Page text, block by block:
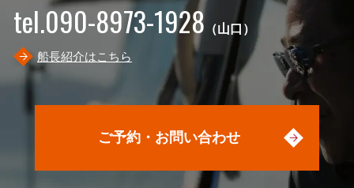
tel.090-8973-1928 （山口）
船長紹介はこちら
ご予約・お問い合わせ